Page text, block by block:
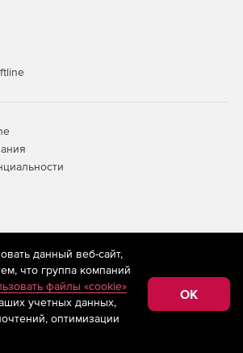
ресурсе store.softline.ru применяются
(информационные технологии
на основе сбора,
сведений, относящихся к
сети «Интернет»,
Российской Федерации)
данный веб-сайт,
что группа компаний
файлы «cookie»
учетных данных,
оптимизации
OK